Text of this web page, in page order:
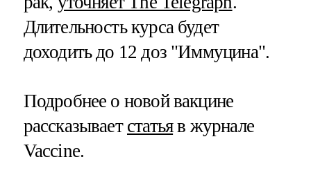
Длительность курса будет
доходить до 12 доз "Иммуцина".
Подробнее о новой вакцине
рассказывает статьяв журнале
Vaccine.